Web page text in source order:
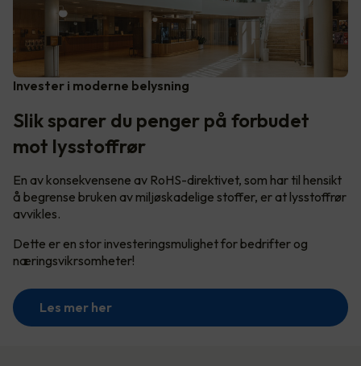
Invester i moderne belysning
Slik sparer du penger på forbudet
mot lysstoffrør
En av konsekvensene av RoHS-direktivet, som har til hensikt
å begrense bruken av miljøskadelige stoffer, er at lysstoffrør
avvikles.
Dette er en stor investeringsmulighet for bedrifter og
næringsvikrsomheter!
Les mer her